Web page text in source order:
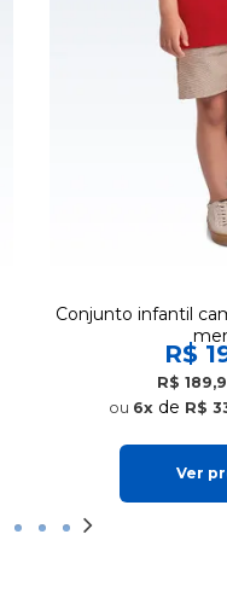
Conjunto infantil
R$
R$
6xde R$
Ver